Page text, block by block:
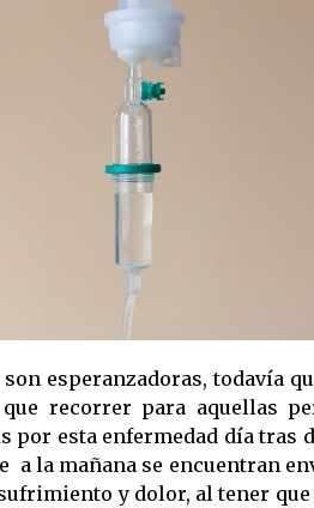
esperanzadoras, todavía
recorrer para aquellas
por esta enfermedad día tras
a la mañana se encuentran
y dolor, al tener